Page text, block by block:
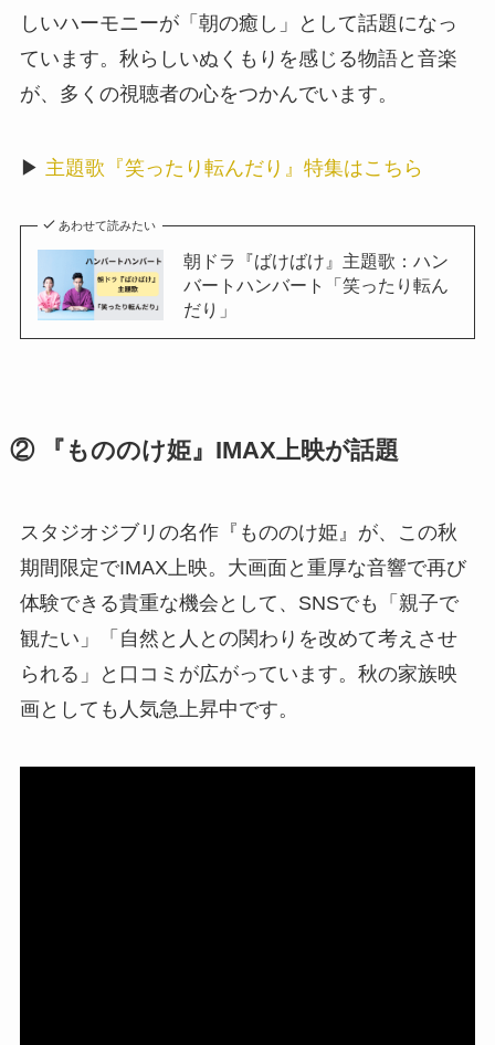
しいハーモニーが「朝の癒し」として話題になっ
ています。秋らしいぬくもりを感じる物語と音楽
が、多くの視聴者の心をつかんでいます。
▶︎ 主題歌『笑ったり転んだり』特集はこちら
あわせて読みたい
朝ドラ『ばけばけ』主題歌：ハン
バートハンバート「笑ったり転ん
だり」
② 『もののけ姫』IMAX上映が話題
スタジオジブリの名作『もののけ姫』が、この秋
期間限定でIMAX上映。大画面と重厚な音響で再び
体験できる貴重な機会として、SNSでも「親子で
観たい」「自然と人との関わりを改めて考えさせ
られる」と口コミが広がっています。秋の家族映
画としても人気急上昇中です。